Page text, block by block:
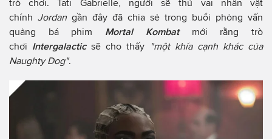
trò chơi. Tati Gabrielle, người sẽ thủ vai nhân vật
chính Jordan gần đây đã chia sẻ trong buổi phỏng vấn
quảng bá phim Mortal Kombat mới rằng trò
chơi Intergalacticsẽ cho thấy
"một khía cạnh khác của
Naughty Dog".